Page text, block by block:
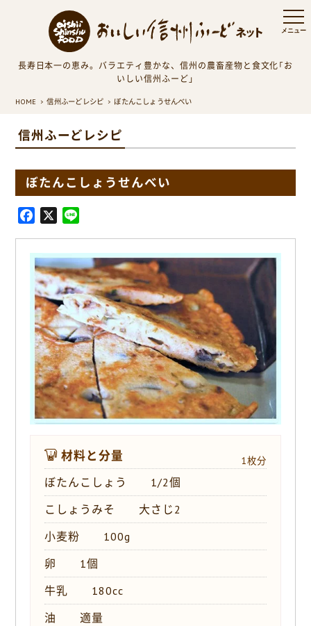
長寿日本一の恵み。バラエティ豊かな、信州の農畜産物と食文化「お
いしい信州ふーど」
HOME 信州ふーどレシピ ぼたんこしょうせんべい
信州ふーどレシピ
ぼたんこしょうせんべい
e
b
o
o
k
X
e
材料と分量 1枚分
ぼたんこしょう 1/2個
こしょうみそ 大さじ2
小麦粉 100g
卵 1個
牛乳 180cc
油 適量